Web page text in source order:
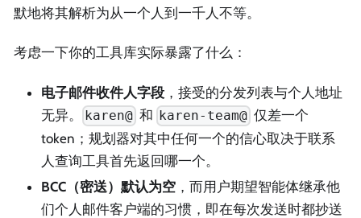
默地将其解析为从一个人到一千人不等。
考虑一下你的工具库实际暴露了什么：
电子邮件收件人字段 ，接受的分发列表与个人地址
无异。
karen@ 和 karen-team@ 仅差一个
token；规划器对其中任何一个的信心取决于联系
人查询工具首先返回哪一个。
BCC（密送）默认为空 ，而用户期望智能体继承他
们个人邮件客户端的习惯，即在每次发送时都抄送